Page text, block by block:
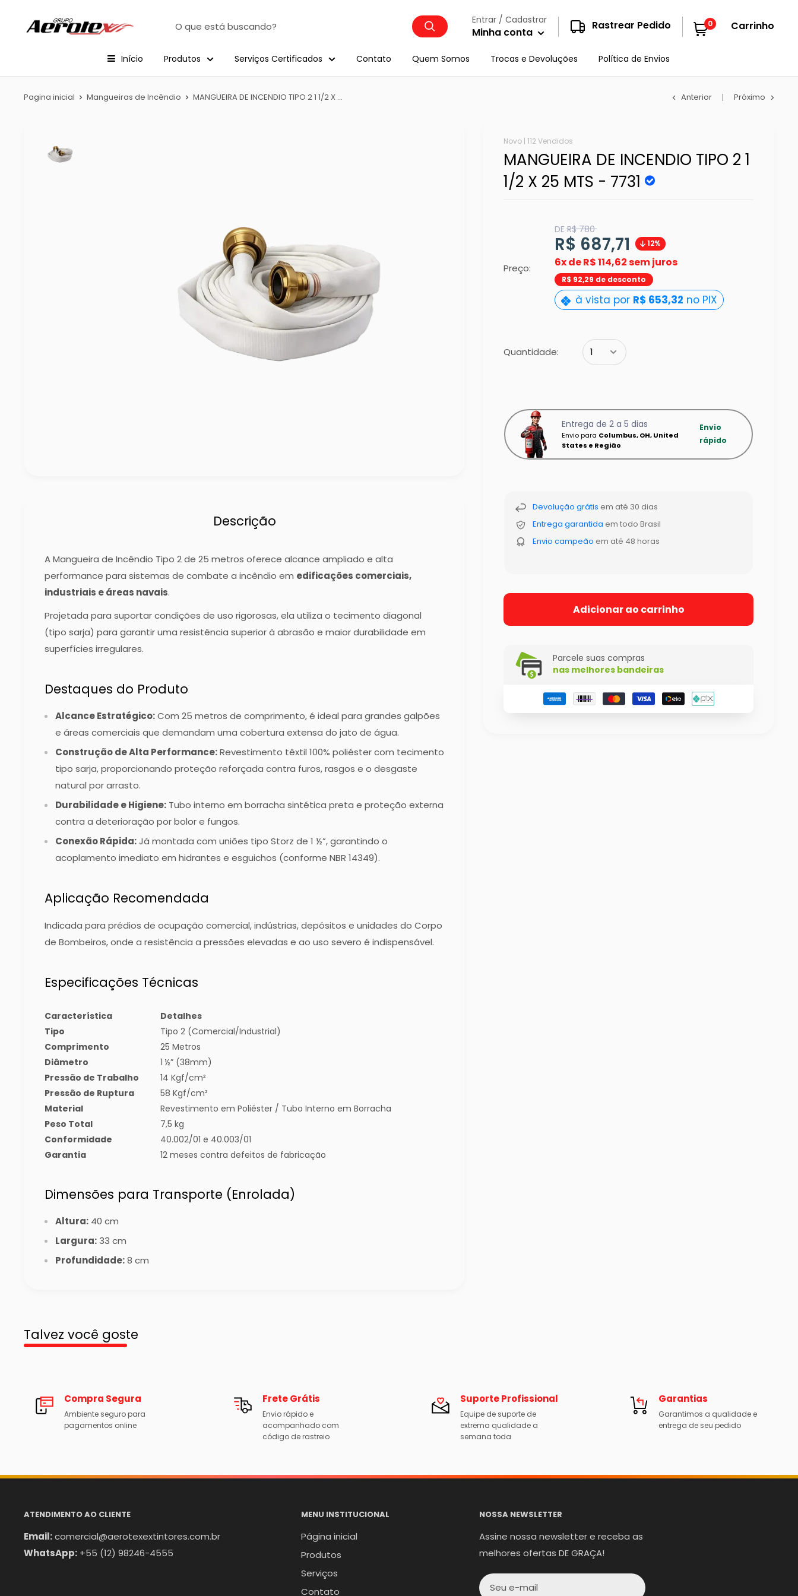
Entrar / Cadastrar
Minha conta
Rastrear Pedido 0 Carrinho
Início Produtos Serviços Certificados Contato Quem Somos Trocas e Devoluções Política de Envios
Pagina inicial Mangueiras de Incêndio MANGUEIRA DE INCENDIO TIPO 2 1 1/2 X ... Anterior Próximo
Novo | 112 Vendidos
MANGUEIRA DE INCENDIO TIPO 2 1
1/2 X 25 MTS - 7731
Preço:
DETranslation
missing:
pt-
BR.product.general.regular_price
R$ 780
Translation
missing:
pt-
R$ 687,71 12%
6x deR$ 114,62 sem juros
R$ 92,29 de desconto
à vista por R$ 653,32 no PIX
Quantidade:
Entrega de 2 a 5 dias
Envio para Columbus, OH, United
States e Região
Envio
rápido
Devolução grátis em até 30 dias
Entrega garantida em todo Brasil
Envio campeão em até 48 horas
Adicionar ao carrinho
Parcele suas compras
nas melhores bandeiras
Descrição
A Mangueira de Incêndio Tipo 2 de 25 metros oferece alcance ampliado e alta
performance para sistemas de combate a incêndio em edificações comerciais,
industriais e áreas navais.
Projetada para suportar condições de uso rigorosas, ela utiliza o tecimento diagonal
(tipo sarja) para garantir uma resistência superior à abrasão e maior durabilidade em
superfícies irregulares.
Destaques do Produto
Alcance Estratégico:Com 25 metros de comprimento, é ideal para grandes galpões
e áreas comerciais que demandam uma cobertura extensa do jato de água.
Construção de Alta Performance:Revestimento têxtil 100% poliéster com tecimento
tipo sarja, proporcionando proteção reforçada contra furos, rasgos e o desgaste
natural por arrasto.
Durabilidade e Higiene: Tubo interno em borracha sintética preta e proteção externa
contra a deterioração por bolor e fungos.
Conexão Rápida:Já montada com uniões tipo Storz de 1 ½”, garantindo o
acoplamento imediato em hidrantes e esguichos (conforme NBR 14349).
Aplicação Recomendada
Indicada para prédios de ocupação comercial, indústrias, depósitos e unidades do Corpo
de Bombeiros, onde a resistência a pressões elevadas e ao uso severo é indispensável.
Especificações Técnicas
Característica
Detalhes
Tipo
Tipo 2 (Comercial/Industrial)
Comprimento
25 Metros
Diâmetro
1 ½” (38mm)
Pressão de Trabalho
14 Kgf/cm²
Pressão de Ruptura
58 Kgf/cm²
Material
Revestimento em Poliéster / Tubo Interno em Borracha
Peso Total
7,5 kg
Conformidade
40.002/01 e 40.003/01
Garantia
12 meses contra defeitos de fabricação
Dimensões para Transporte (Enrolada)
Altura: 40 cm
Largura:33 cm
Profundidade:8 cm
Talvez você goste
Compra Segura
Ambiente seguro para
pagamentos online
Frete Grátis
Envio rápido e
acompanhado com
código de rastreio
Suporte Profissional
Equipe de suporte de
extrema qualidade a
semana toda
Garantias
Garantimos a qualidade e
entrega de seu pedido
ATENDIMENTO AO CLIENTE
Email:comercial@aerotexextintores.com.br
WhatsApp: +55 (12) 98246-4555
MENU INSTITUCIONAL
Página inicial
Produtos
Serviços
Contato
NOSSA NEWSLETTER
Assine nossa newsletter e receba as
melhores ofertas DE GRAÇA!
Seu e-mail